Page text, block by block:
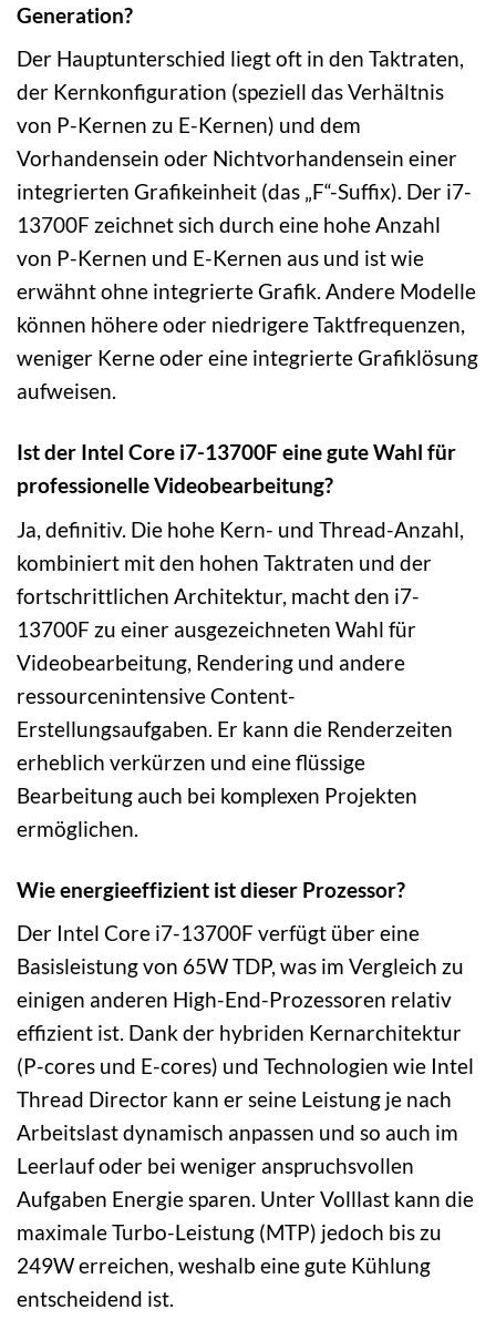
Generation?
Der Hauptunterschied liegt oft in den Taktraten,
der Kernkonfiguration (speziell das Verhältnis
von P-Kernen zu E-Kernen) und dem
Vorhandensein oder Nichtvorhandensein einer
integrierten Grafikeinheit (das „F“-Suffix). Der i7-
13700F zeichnet sich durch eine hohe Anzahl
von P-Kernen und E-Kernen aus und ist wie
erwähnt ohne integrierte Grafik. Andere Modelle
können höhere oder niedrigere Taktfrequenzen,
weniger Kerne oder eine integrierte Grafiklösung
aufweisen.
Ist der Intel Core i7-13700F eine gute Wahl für
professionelle Videobearbeitung?
Ja, definitiv. Die hohe Kern- und Thread-Anzahl,
kombiniert mit den hohen Taktraten und der
fortschrittlichen Architektur, macht den i7-
13700F zu einer ausgezeichneten Wahl für
Videobearbeitung, Rendering und andere
ressourcenintensive Content-
Erstellungsaufgaben. Er kann die Renderzeiten
erheblich verkürzen und eine flüssige
Bearbeitung auch bei komplexen Projekten
ermöglichen.
Wie energieeffizient ist dieser Prozessor?
Der Intel Core i7-13700F verfügt über eine
Basisleistung von 65W TDP, was im Vergleich zu
einigen anderen High-End-Prozessoren relativ
effizient ist. Dank der hybriden Kernarchitektur
(P-cores und E-cores) und Technologien wie Intel
Thread Director kann er seine Leistung je nach
Arbeitslast dynamisch anpassen und so auch im
Leerlauf oder bei weniger anspruchsvollen
Aufgaben Energie sparen. Unter Volllast kann die
maximale Turbo-Leistung (MTP) jedoch bis zu
249W erreichen, weshalb eine gute Kühlung
entscheidend ist.